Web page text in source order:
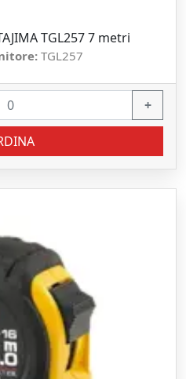
TGL257 7 metri
TGL257
+